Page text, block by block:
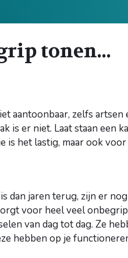
tonen...
aantoonbaar, zelfs artsen
is er niet. Laat staan een
het lastig, maar ook
jaren terug, zijn er
voor heel veel
van dag tot dag. Ze
hebben op je